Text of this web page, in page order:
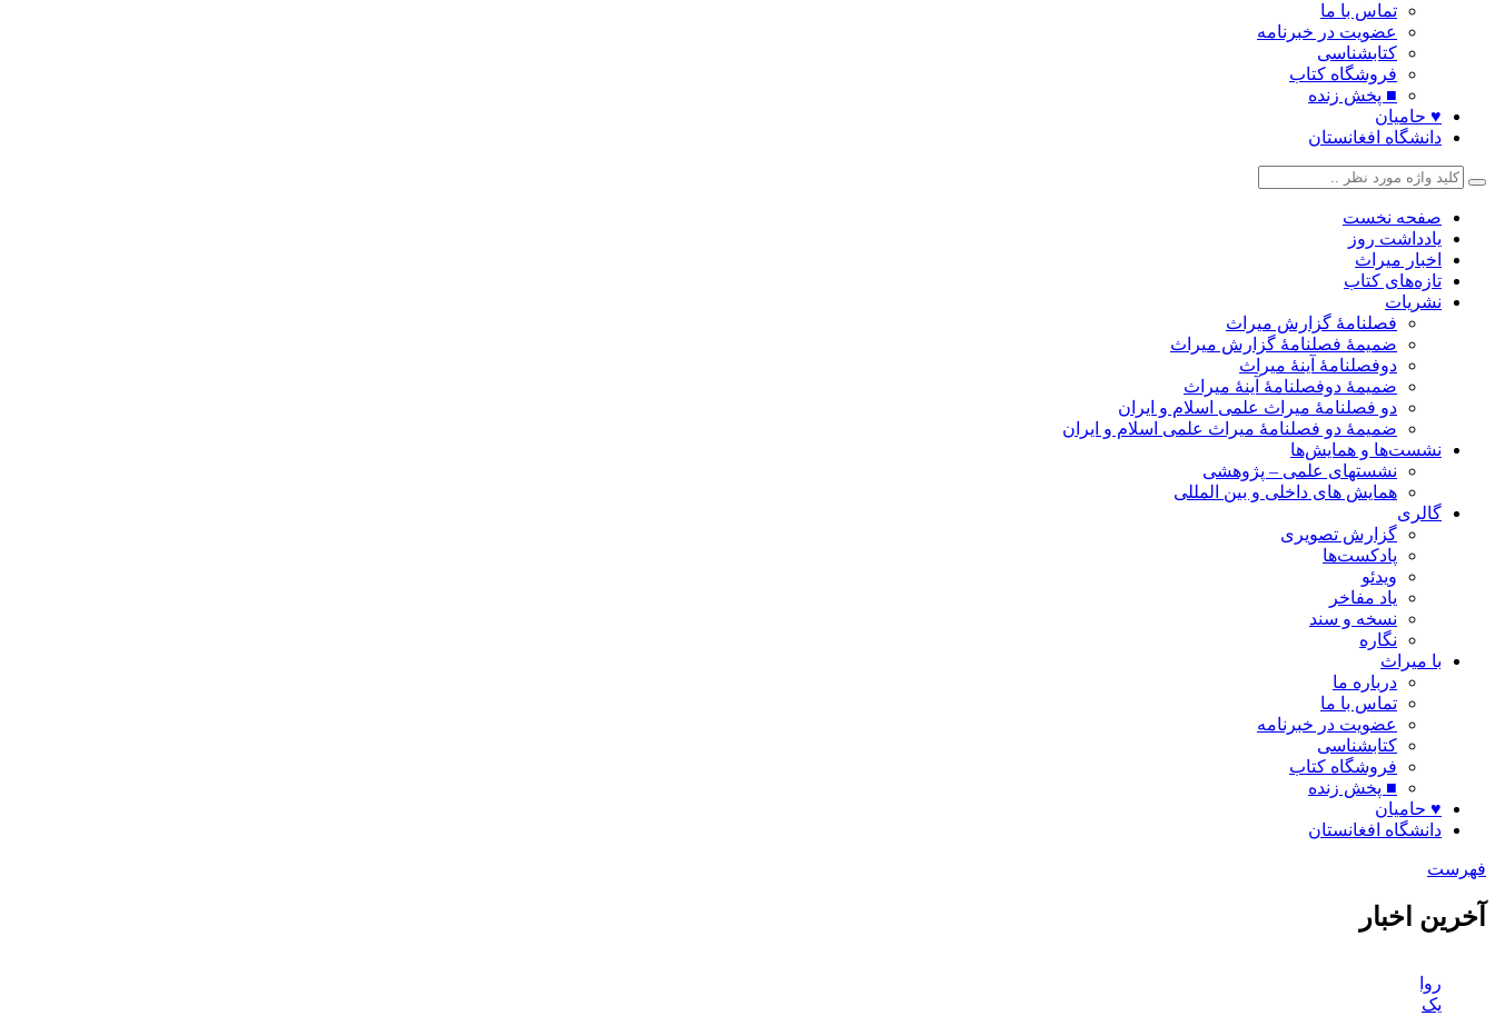
تماس با ما
عضویت در خبرنامه
کتابشناسی
فروشگاه کتاب
■ پخش زنده
♥ حامیان
دانشگاه افغانستان
صفحه نخست
یادداشت روز
اخبار میراث
تازه‌های کتاب
نشریات
فصلنامۀ گزارش میراث
ضمیمۀ فصلنامۀ گزارش میراث
دوفصلنامۀ آینۀ میراث
ضمیمۀ دوفصلنامۀ آینۀ میراث
دو فصلنامۀ میراث علمی اسلام و ایران
ضمیمۀ دو فصلنامۀ میراث علمی اسلام و ایران
نشست‌ها و همایش‌ها
نشستهای علمی – پژوهشی
همایش های داخلی و بین المللی
گالری
گزارش تصویری
پادکست‌ها
ویدئو
یاد مفاخر
نسخه و سند
نگاره
با میراث
درباره ما
تماس با ما
عضویت در خبرنامه
کتابشناسی
فروشگاه کتاب
■ پخش زنده
♥ حامیان
دانشگاه افغانستان
فهرست
آخرین اخبار
روایت یک قرن صیانت از میراث مکتوب ایران به بیان معاون کتابخانه ملی
رونمایی از اسناد کهن و مکتوب تاریخی آیین اربعین در حرم رضوی